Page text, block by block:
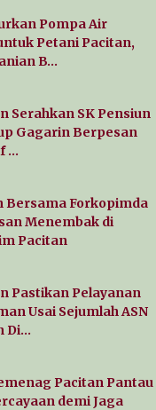
Pompa Air
Petani Pacitan,
B…
Serahkan SK Pensiun
Gagarin Berpesan
…
Bersama Forkopimda
Menembak di
Pacitan
Pastikan Pelayanan
Usai Sejumlah ASN
Di…
Pacitan Pantau
demi Jaga